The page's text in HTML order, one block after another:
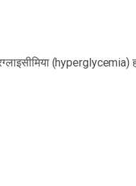
(hyperglycemia)